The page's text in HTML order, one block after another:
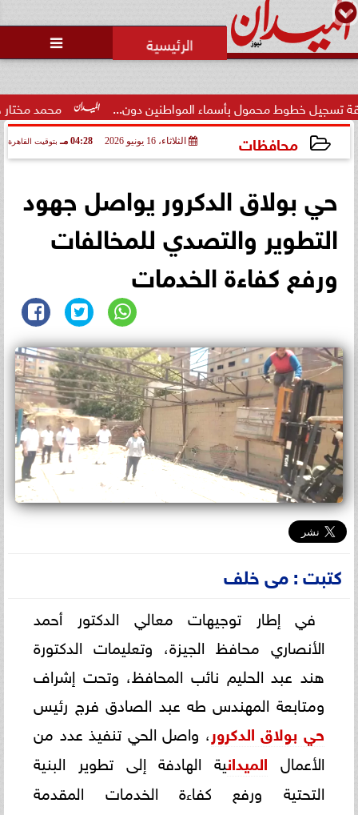

محمد مختار جمعة: بدل محمول بأسماء المواطنين دون...
محافظات الثلاثاء، 16 يونيو 2026 04:28 مـ بتوقيت القاهرة
حي بولاق الدكرور يواصل جهود
التطوير والتصدي للمخالفات
ورفع كفاءة الخدمات
كتبت : مى خلف
في إطار توجيهات معالي الدكتور أحمد
الأنصاري محافظ الجيزة، وتعليمات الدكتورة
هند عبد الحليم نائب المحافظ، وتحت إشراف
ومتابعة المهندس طه عبد الصادق فرج رئيس
حي بولاق الدكرور، واصل الحي تنفيذ عدد من
الأعمال الميدانية الهادفة إلى تطوير البنية
التحتية ورفع كفاءة الخدمات المقدمة